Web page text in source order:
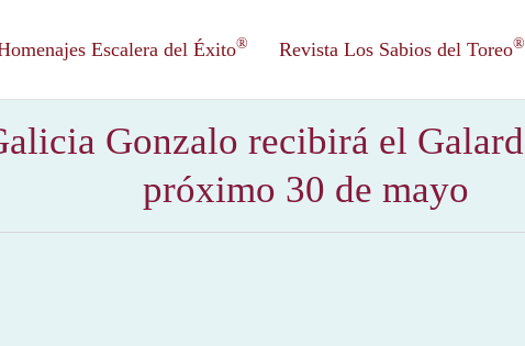
Escalera del Éxito® Revista Los Sabios del Toreo®
Gonzalo recibirá el
próximo 30 de mayo